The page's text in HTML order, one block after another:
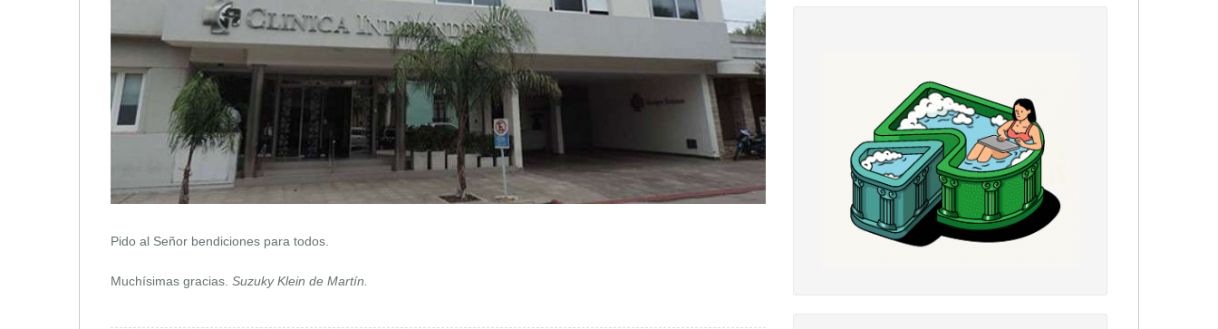
Pido al Señor bendiciones para todos.
Muchísimas gracias. Suzuky Klein de Martín.